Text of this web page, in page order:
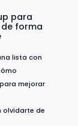
para
forma
lista con
mejorar
olvidarte de